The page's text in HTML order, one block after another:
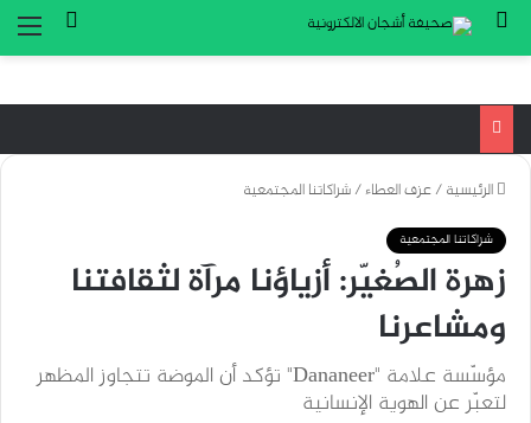
بحث عن
الرئيسية/عزف العطاء/شراكاتنا المجتمعية
شراكاتنا المجتمعية
زهرة الصُغيّر: أزياؤنا مرآة لثقافتنا
ومشاعرنا
مؤسّسة علامة "Dananeer" تؤكد أن الموضة تتجاوز المظهر
لتعبّر عن الهوية الإنسانية